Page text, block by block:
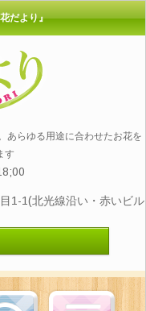
だより』
あらゆる用途に合わせたお花を
す
1-1(北光線沿い・赤いビル